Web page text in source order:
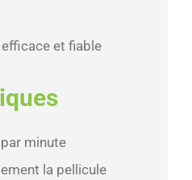
et fiable
minute
la pellicule